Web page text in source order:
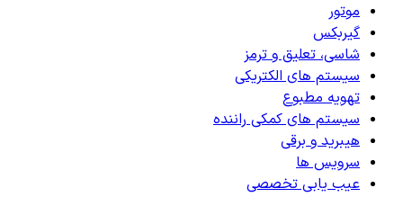
موتور
گیربکس
شاسی، تعلیق و ترمز
سیستم های الکتریکی
تهویه مطبوع
سیستم های کمکی راننده
هیبرید و برقی
سرویس ها
عیب یابی تخصصی